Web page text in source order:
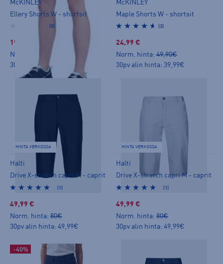
McKINLEY
Ellery Shorts W - shortsit
(0)
19,99 €
Norm. hinta: 39,90€
30pv alin hinta: 34,99€
McKINLEY
Maple Shorts W - shortsit
(3)
24,99 €
Norm. hinta: 49,90€
30pv alin hinta: 39,99€
HINTA VERKOSSA
Halti
Drive X-stretch capri M - caprit
(1)
49,99 €
Norm. hinta: 80€
30pv alin hinta: 49,99€
HINTA VERKOSSA
Halti
Drive X-stretch capri M - caprit
(1)
49,99 €
Norm. hinta: 80€
30pv alin hinta: 49,99€
-40%